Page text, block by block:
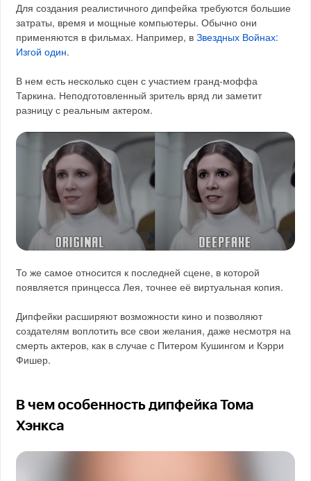
Для создания реалистичного дипфейка требуются большие
затраты, время и мощные компьютеры. Обычно они
применяются в фильмах. Например, вЗвездных Войнах:
Изгой один.
В нем есть несколько сцен с участием гранд-моффа
Таркина. Неподготовленный зритель вряд ли заметит
разницу с реальным актером.
То же самое относится к последней сцене, в которой
появляется принцесса Лея, точнее её виртуальная копия.
Дипфейки расширяют возможности кино и позволяют
создателям воплотить все свои желания, даже несмотря на
смерть актеров, как в случае с Питером Кушингом и Кэрри
Фишер.
В чем особенность дипфейка Тома
Хэнкса